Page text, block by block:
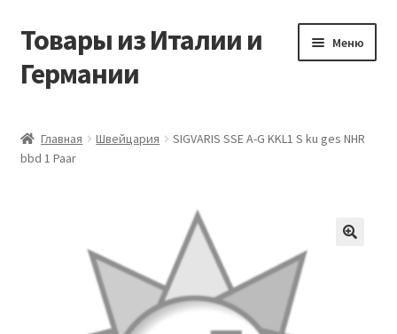
Перейти
навигации
Перейти
содержимому
Товары из Италии и
Германии
Меню
Виды доставки
Заказать товары из Европы
Главная Швейцария
SIGVARIS SSE A-G KKL1 S ku ges NHR
bbd 1 Paar